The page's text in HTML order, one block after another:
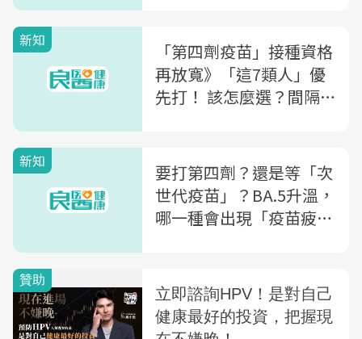
新知
「第四劑疫苗」接種資格
再放寬》「這7類人」優
先打！ 該怎麼選？間隔
新知
要打第四劑？還是等「次
世代疫苗」？BA.5升溫，
哪一種會出現「疫苗疲